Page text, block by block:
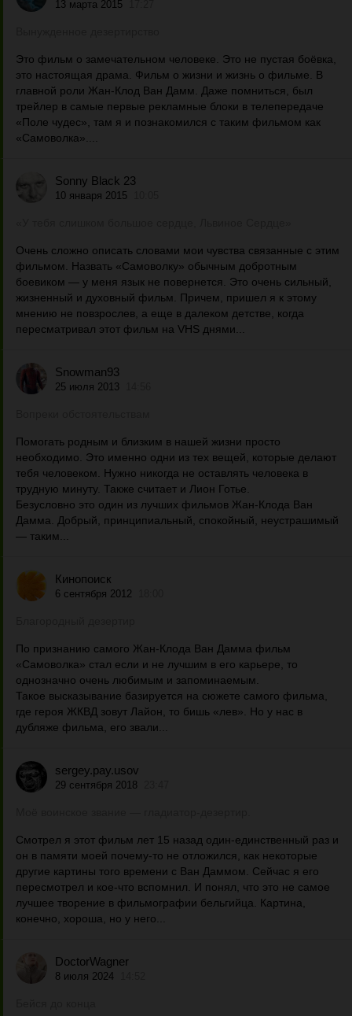
13 марта 2015
Это фильм о замечательном человеке. Это не пустая боёвка,
это настоящая драма. Фильм о жизни и жизнь о фильме. В
главной роли Жан-Клод Ван Дамм. Даже помниться, был
трейлер в самые первые рекламные блоки в телепередаче
«Поле чудес», там я и познакомился с таким фильмом как
«Самоволка»....
Sonny Black 23
10 января 2015
Очень сложно описать словами мои чувства связанные с этим
фильмом. Назвать «Самоволку» обычным добротным
боевиком — у меня язык не повернется. Это очень сильный,
жизненный и духовный фильм. Причем, пришел я к этому
мнению не повзрослев, а еще в далеком детстве, когда
пересматривал этот фильм на VHS днями...
Snowman93
25 июля 2013
Помогать родным и близким в нашей жизни просто
необходимо. Это именно одни из тех вещей, которые делают
тебя человеком. Нужно никогда не оставлять человека в
трудную минуту. Также считает и Лион Готье.
Безусловно это один из лучших фильмов Жан-Клода Ван
Дамма. Добрый, принципиальный, спокойный, неустрашимый
— таким...
Кинопоиск
6 сентября 2012
По признанию самого Жан-Клода Ван Дамма фильм
«Самоволка» стал если и не лучшим в его карьере, то
однозначно очень любимым и запоминаемым.
Такое высказывание базируется на сюжете самого фильма,
где героя ЖКВД зовут Лайон, то бишь «лев». Но у нас в
дубляже фильма, его звали...
sergey.pay.usov
29 сентября 2018
Смотрел я этот фильм лет 15 назад один-единственный раз и
он в памяти моей почему-то не отложился, как некоторые
другие картины того времени с Ван Даммом. Сейчас я его
пересмотрел и кое-что вспомнил. И понял, что это не самое
лучшее творение в фильмографии бельгийца. Картина,
конечно, хороша, но у него...
DoctorWagner
8 июля 2024